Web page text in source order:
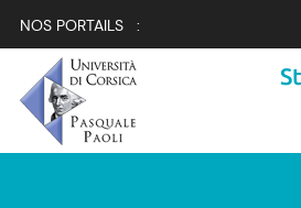
NOS PORTAILS :